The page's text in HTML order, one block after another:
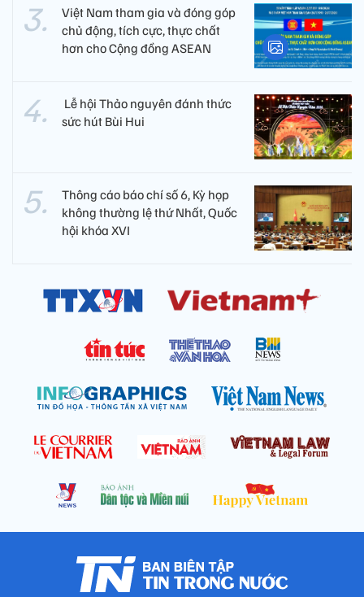
Việt Nam tham gia và đóng góp
chủ động, tích cực, thực chất
hơn cho Cộng đồng ASEAN
​ Lễ hội Thảo nguyên đánh thức
sức hút Bùi Hui
Thông cáo báo chí số 6, Kỳ họp
không thường lệ thứ Nhất, Quốc
hội khóa XVI